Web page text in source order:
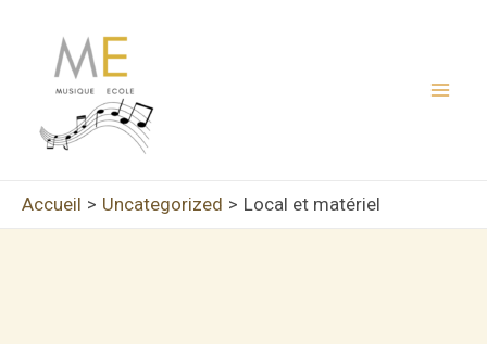
contenu
Accueil Uncategorized Local et matériel